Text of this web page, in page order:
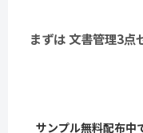
まずは 文書管理3点
サンプル無料配布中